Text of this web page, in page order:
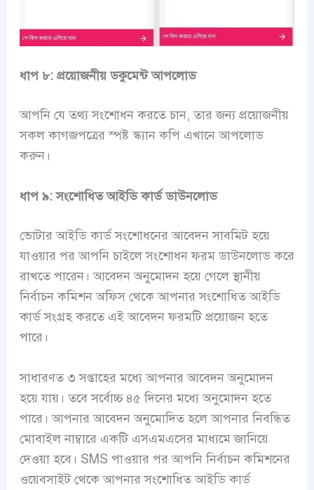
ধাপ ৮: প্রয়োজনীয় ডকুমেন্ট আপলোড
আপনি যে তথ্য সংশোধন করতে চান, তার জন্য প্রয়োজনীয়
সকল কাগজপত্রের স্পষ্ট স্ক্যান কপি এখানে আপলোড
করুন।
ধাপ ৯: সংশোধিত আইডি কার্ড ডাউনলোড
ভোটার আইডি কার্ড সংশোধনের আবেদন সাবমিট হয়ে
যাওয়ার পর আপনি চাইলে সংশোধন ফরম ডাউনলোড করে
রাখতে পারেন। আবেদন অনুমোদন হয়ে গেলে স্থানীয়
নির্বাচন কমিশন অফিস থেকে আপনার সংশোধিত আইডি
কার্ড সংগ্রহ করতে এই আবেদন ফরমটি প্রয়োজন হতে
পারে।
সাধারণত ৩ সপ্তাহের মধ্যে আপনার আবেদন অনুমোদন
হয়ে যায়। তবে সর্বোচ্চ ৪৫ দিনের মধ্যে অনুমোদন হতে
পারে। আপনার আবেদন অনুমোদিত হলে আপনার নিবন্ধিত
মোবাইল নাম্বারে একটি এসএমএসের মাধ্যমে জানিয়ে
দেওয়া হবে। SMS পাওয়ার পর আপনি নির্বাচন কমিশনের
ওয়েবসাইট থেকে আপনার সংশোধিত আইডি কার্ড